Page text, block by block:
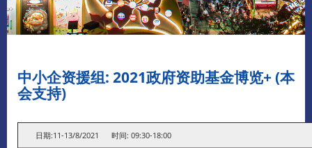
中小企资援组: 2021政府资助基金博览+ (本
会支持)
日期:11-13/8/2021 时间: 09:30-18:00